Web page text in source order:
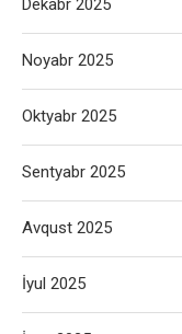
Dekabr 2025
Noyabr 2025
Oktyabr 2025
Sentyabr 2025
Avqust 2025
İyul 2025